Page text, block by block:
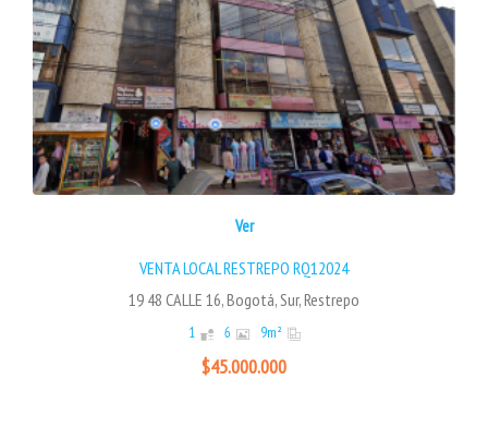
Ver
VENTA LOCAL RESTREPO RQ12024
19 48 CALLE 16, Bogotá, Sur, Restrepo
1 6 9m²
$45.000.000